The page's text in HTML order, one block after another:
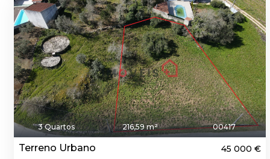
3 Quartos 216,59 m² 00417
Terreno Urbano 45 000 €